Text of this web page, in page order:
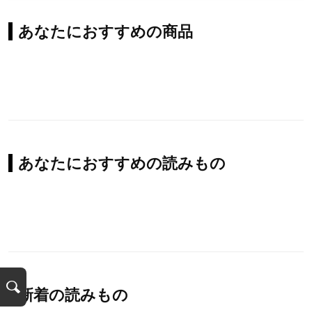
あなたにおすすめの商品
あなたにおすすめの読みもの
新着の読みもの
検